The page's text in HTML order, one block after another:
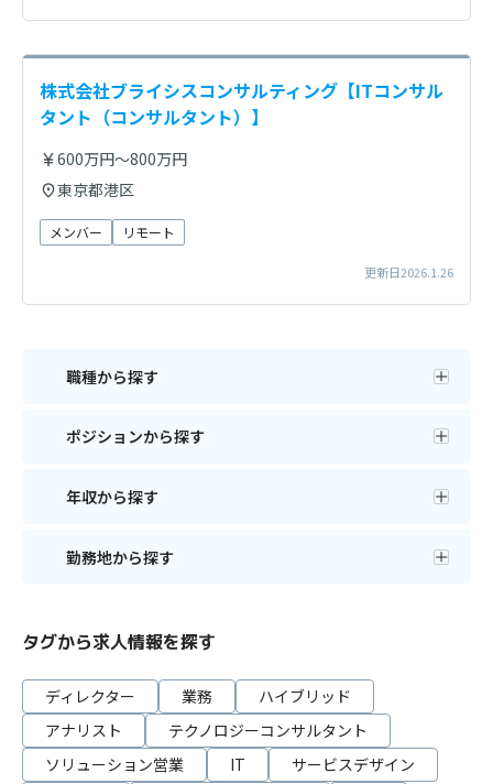
株式会社ブライシスコンサルティング【ITコンサル
タント（コンサルタント）】
600万円～800万円
東京都港区
メンバー リモート
更新日2026.1.26
職種から探す
ポジションから探す
年収から探す
勤務地から探す
タグから求人情報を探す
ディレクター 業務
ハイブリッド
アナリスト
テクノロジーコンサルタント
ソリューション営業
IT
サービスデザイン